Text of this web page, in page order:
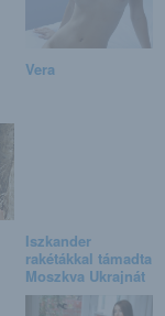
Vera
Iszkander
rakétákkal támadta
Moszkva Ukrajnát